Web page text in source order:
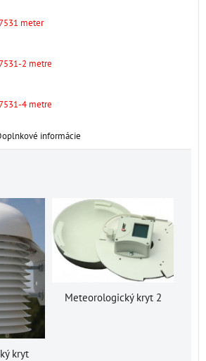
meter
2 metre
4 metre
informácie
kryt
Meteorologický kryt 2